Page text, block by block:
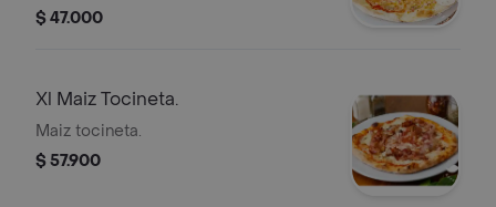
$ 47.000
Xl Maiz Tocineta.
Maiz tocineta.
$ 57.900